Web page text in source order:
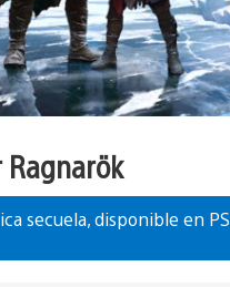
Ragnarök
secuela, disponible en PS